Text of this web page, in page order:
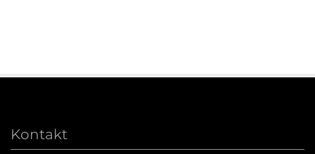
Kontakt